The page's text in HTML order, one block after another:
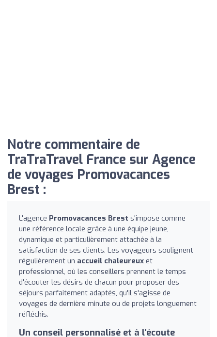
Notre commentaire de
TraTraTravel France sur Agence
de voyages Promovacances
Brest :
L'agence Promovacances Brest s'impose comme
une référence locale grâce à une équipe jeune,
dynamique et particulièrement attachée à la
satisfaction de ses clients. Les voyageurs soulignent
régulièrement un accueil chaleureux et
professionnel, où les conseillers prennent le temps
d'écouter les désirs de chacun pour proposer des
séjours parfaitement adaptés, qu'il s'agisse de
voyages de dernière minute ou de projets longuement
réfléchis.
Un conseil personnalisé et à l'écoute